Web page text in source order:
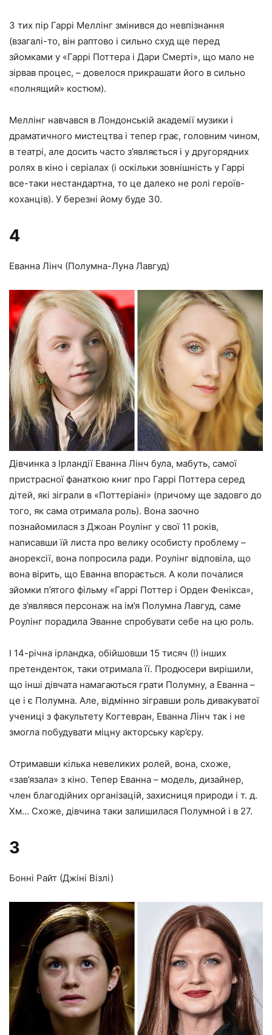
З тих пір Гаррі Меллінг змінився до невпізнання
(взагалі-то, він раптово і сильно схуд ще перед
зйомками у «Гаррі Поттера і Дари Смерті», що мало не
зірвав процес, – довелося прикрашати його в сильно
«полнящий» костюм).
Меллінг навчався в Лондонській академії музики і
драматичного мистецтва і тепер грає, головним чином,
в театрі, але досить часто з’являється і у другорядних
ролях в кіно і серіалах (і оскільки зовнішність у Гаррі
все-таки нестандартна, то це далеко не ролі героїв-
коханців). У березні йому буде 30.
4
Еванна Лінч (Полумна-Луна Лавгуд)
Дівчинка з Ірландії Еванна Лінч була, мабуть, самої
пристрасної фанаткою книг про Гаррі Поттера серед
дітей, які зіграли в «Поттеріані» (причому ще задовго до
того, як сама отримала роль). Вона заочно
познайомилася з Джоан Роулінг у свої 11 років,
написавши їй листа про велику особисту проблему –
анорексії, вона попросила ради. Роулінг відповіла, що
вона вірить, що Еванна впорається. А коли почалися
зйомки п’ятого фільму «Гаррі Поттер і Орден Фенікса»,
де з’являвся персонаж на ім’я Полумна Лавгуд, саме
Роулінг порадила Эванне спробувати себе на цю роль.
І 14-річна ірландка, обійшовши 15 тисяч (!) інших
претенденток, таки отримала її. Продюсери вирішили,
що інші дівчата намагаються грати Полумну, а Еванна –
це і є Полумна. Але, відмінно зігравши роль дивакуватої
учениці з факультету Когтевран, Еванна Лінч так і не
змогла побудувати міцну акторську кар’єру.
Отримавши кілька невеликих ролей, вона, схоже,
«зав’язала» з кіно. Тепер Еванна – модель, дизайнер,
член благодійних організацій, захисниця природи і т. д.
Хм… Схоже, дівчина таки залишилася Полумной і в 27.
3
Бонні Райт (Джіні Візлі)